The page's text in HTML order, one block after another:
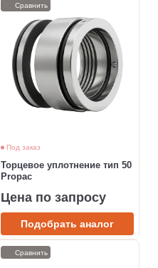
Под заказ
Торцевое уплотнение тип 50
Propac
Цена по запросу
Подобрать аналог
Сравнить
Сравнить